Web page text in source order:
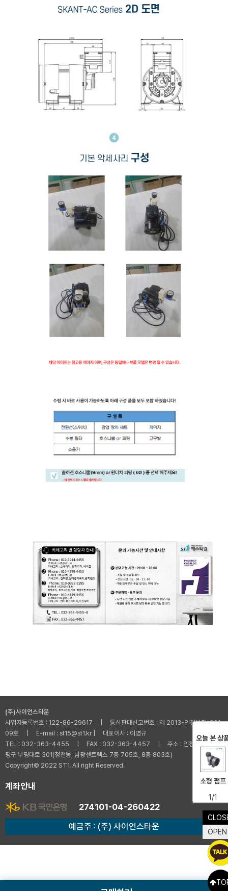
(주)사이언스타운
사업자등록번호 : 122-86-29617 | 통신판매신고번호 : 제 2013-인천부평-001
09호 | E-mail : st15@st1.kr | 대표이사 : 이명규
TEL : 032-363-4455 | FAX : 032-363-4457 | 주소 : 인천광역시 부
평구 부평대로 301(청천동, 남광센트렉스 7층 705호, 8층 803호)
Copyright© 2022 ST1. All right Reserved.
계좌안내
274101-04-260422
예금주 : (주) 사이언스타운
OPEN
오늘 본 상
소형 펌프
1/1